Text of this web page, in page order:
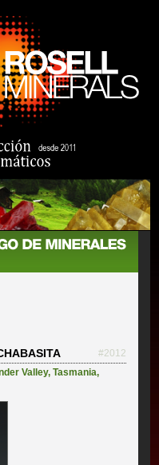
#2012
Valley,Tasmania,